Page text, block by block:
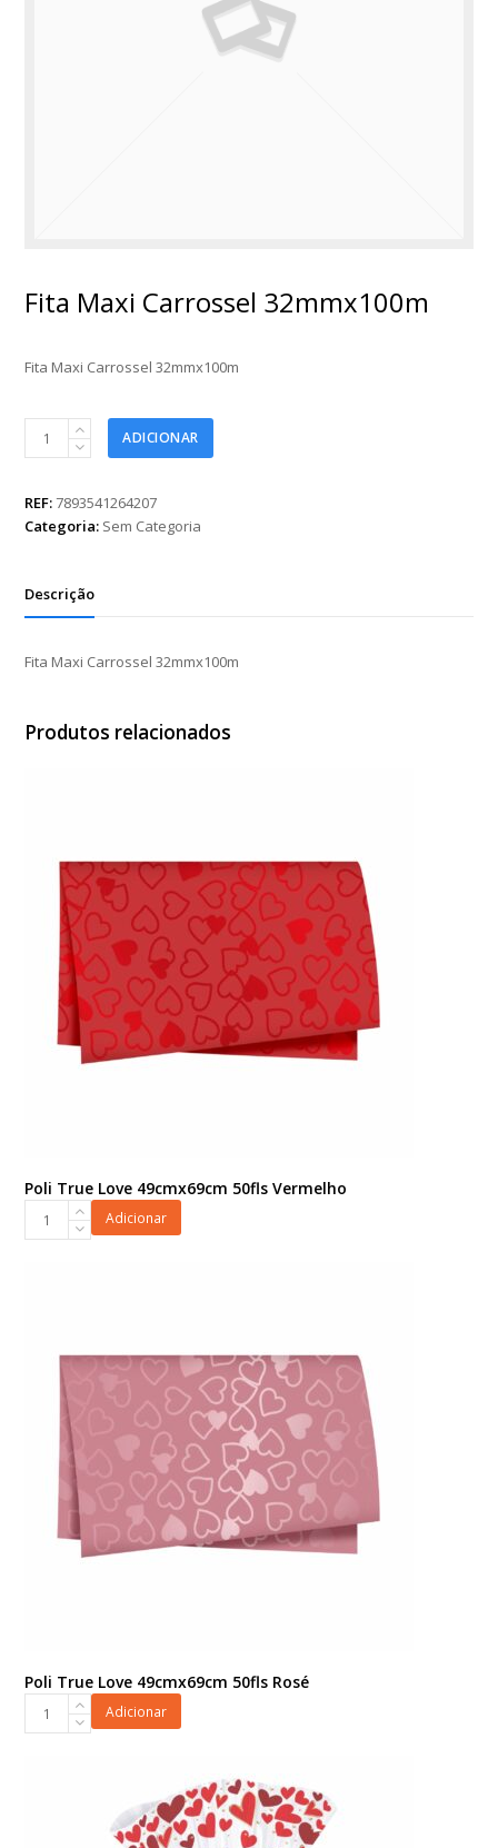
Fita Maxi Carrossel 32mmx100m
Fita Maxi Carrossel 32mmx100m
32mmx100m
quantidade
ADICIONAR
REF:7893541264207
Categoria: Sem Categoria
Descrição
Fita Maxi Carrossel 32mmx100m
Produtos relacionados
Poli True Love 49cmx69cm 50fls Vermelho
quantidade
Adicionar
Poli True Love 49cmx69cm 50fls Rosé
Adicionar